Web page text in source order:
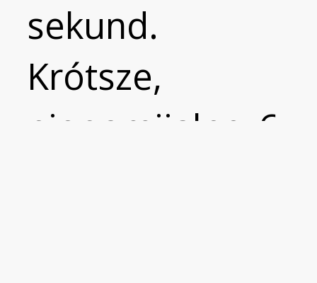
sekund.
Krótsze,
niepomijalne 6-